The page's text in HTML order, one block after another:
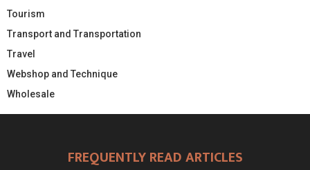
Tourism
Transport and Transportation
Travel
Webshop and Technique
Wholesale
FREQUENTLY READ ARTICLES